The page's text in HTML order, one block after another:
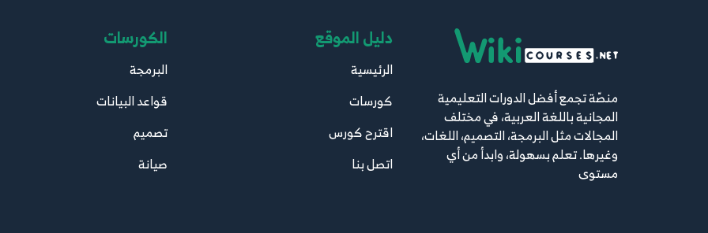
منصّة تجمع أفضل الدورات التعليمية
المجانية باللغة العربية، في مختلف
المجالات مثل البرمجة، التصميم، اللغات،
وغيرها. تعلم بسهولة، وابدأ من أي
مستوى
دليل الموقع
الرئيسية
كورسات
اقترح كورس
اتصل بنا
الكورسات
البرمجة
قواعد البيانات
تصميم
صيانة